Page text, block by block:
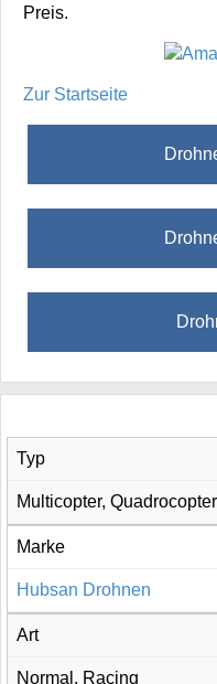
Preis.
Zur Startseite
Typ
Multicopter, Quadrocopter
Marke
Hubsan Drohnen
Art
Normal, Racing